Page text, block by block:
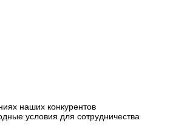
наших конкурентов
условия для сотрудничества